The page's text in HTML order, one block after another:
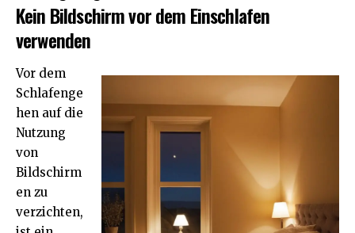
Kein Bildschirm vor dem Einschlafen
verwenden
Vor dem
Schlafenge
hen auf die
Nutzung
von
Bildschirm
en zu
verzichten,